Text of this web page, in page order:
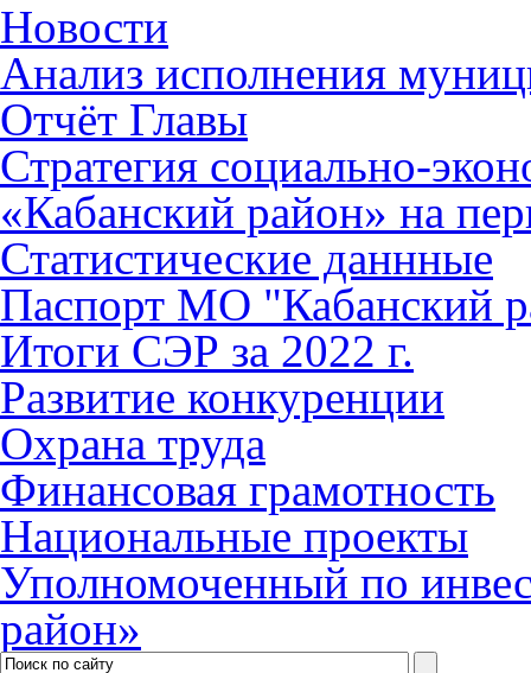
Новости
Анализ исполнения
Отчёт Главы
Стратегия социально-
«Кабанский район» на
Статистические даннные
Паспорт МО "Кабанский
Итоги СЭР за 2022 г.
Развитие конкуренции
Охрана труда
Финансовая грамотность
Национальные проекты
Уполномоченный по
район»